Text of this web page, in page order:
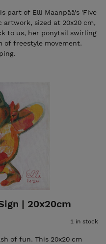
part of Elli Maanpää's 'Five
artwork, sized at 20x20 cm,
to us, her ponytail swirling
of freestyle movement.
| 20x20cm
1 in stock
of fun. This 20x20 cm